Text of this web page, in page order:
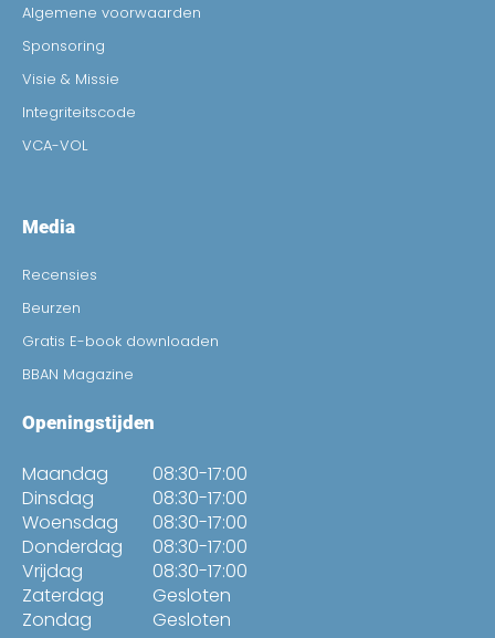
Algemene voorwaarden
Sponsoring
Visie & Missie
Integriteitscode
VCA-VOL
Media
Recensies
Beurzen
Gratis E-book downloaden
BBAN Magazine
Openingstijden
Maandag
Dinsdag
Woensdag
Donderdag
Vrijdag
Zaterdag
Zondag
08:30-17:00
08:30-17:00
08:30-17:00
08:30-17:00
08:30-17:00
Gesloten
Gesloten